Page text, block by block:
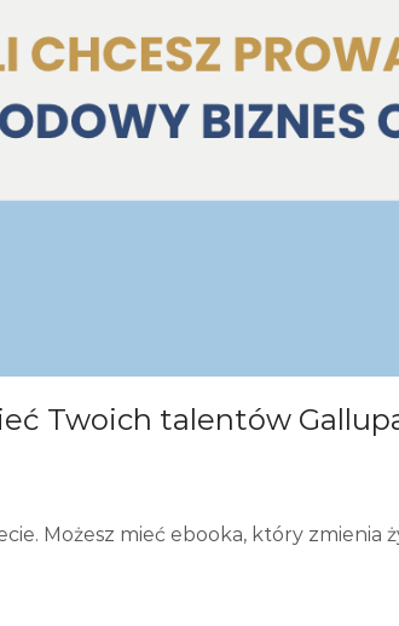
Twoich talentów
Możesz mieć ebooka, który